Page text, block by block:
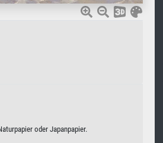
oder Japanpapier.